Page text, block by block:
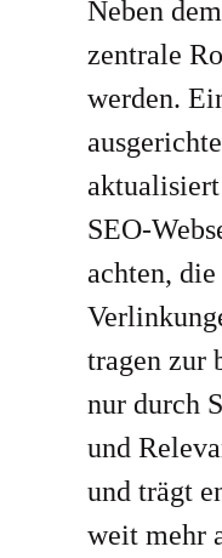
Neben
zentrale
werden.
SEO-
achten,
tragen zur
nur durch
und
und trägt
weit mehr